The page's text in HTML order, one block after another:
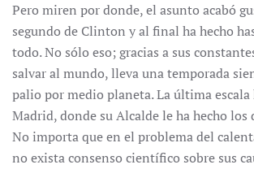
Pero miren por donde, el asunto acabó
segundo de Clinton y al final ha hecho
todo. No sólo eso; gracias a sus
salvar al mundo, lleva una temporada
palio por medio planeta. La última escala
Madrid, donde su Alcalde le ha hecho los
No importa que en el problema del
no exista consenso científico sobre sus